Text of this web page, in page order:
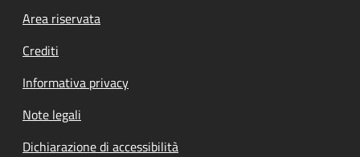
Footer menu
Area riservata
Crediti
Informativa privacy
Note legali
Dichiarazione di accessibilità